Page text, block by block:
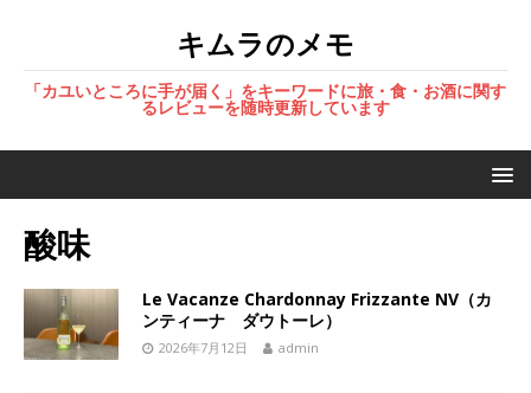
キムラのメモ
「カユいところに手が届く」をキーワードに旅・食・お酒に関す
るレビューを随時更新しています
酸味
Le Vacanze Chardonnay Frizzante NV（カ
ンティーナ ダウトーレ）
2026年7月12日 admin